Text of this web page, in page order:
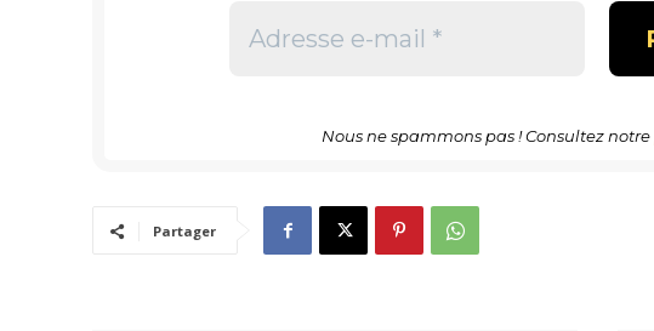
Nous ne spammons pas ! Consultez notre
Partager